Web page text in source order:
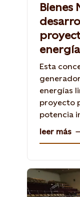
Bienes
Esta
energías
proyecto
potencia
leer más